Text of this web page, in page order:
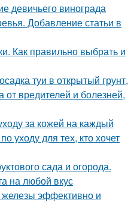
девичьего винограда
Добавление статьи в
Как правильно выбрать и
туи в открытый грунт,
от вредителей и болезней,
за кожей на каждый
уходу для тех, кто хочет
сада и огорода.
на любой вкус
эффективно и